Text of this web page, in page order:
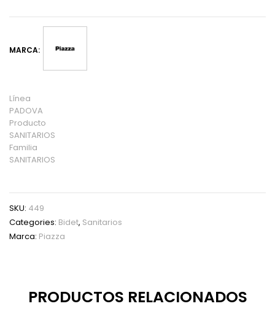
MARCA:
Línea
PADOVA
Producto
SANITARIOS
Familia
SANITARIOS
SKU: 449
Categories: Bidet, Sanitarios
Marca: Piazza
PRODUCTOS RELACIONADOS